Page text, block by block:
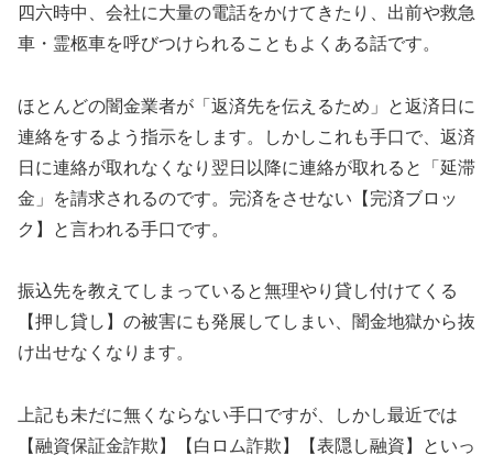
四六時中、会社に大量の電話をかけてきたり、出前や救急
車・霊柩車を呼びつけられることもよくある話です。
ほとんどの闇金業者が「返済先を伝えるため」と返済日に
連絡をするよう指示をします。しかしこれも手口で、返済
日に連絡が取れなくなり翌日以降に連絡が取れると「延滞
金」を請求されるのです。完済をさせない【完済ブロッ
ク】と言われる手口です。
振込先を教えてしまっていると無理やり貸し付けてくる
【押し貸し】の被害にも発展してしまい、闇金地獄から抜
け出せなくなります。
上記も未だに無くならない手口ですが、しかし最近では
【融資保証金詐欺】【白ロム詐欺】【表隠し融資】といっ